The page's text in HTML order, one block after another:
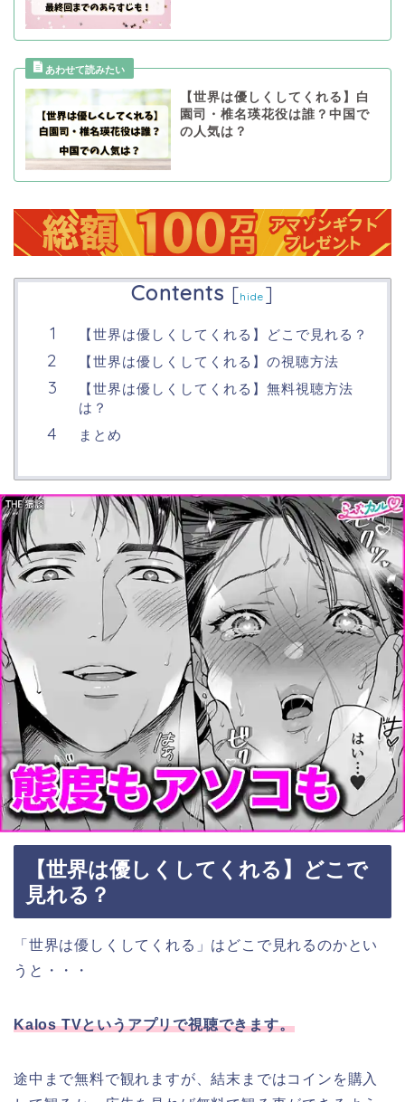
【世界は優しくしてくれる】白
園司・椎名瑛花役は誰？中国で
の人気は？
Contents [hide ]
【世界は優しくしてくれる】どこで見れる？
【世界は優しくしてくれる】の視聴方法
【世界は優しくしてくれる】無料視聴方法
は？
まとめ
【世界は優しくしてくれる】どこで
見れる？
「世界は優しくしてくれる」はどこで見れるのかとい
うと・・・
Kalos TVというアプリで視聴できます。
途中まで無料で観れますが、結末まではコインを購入